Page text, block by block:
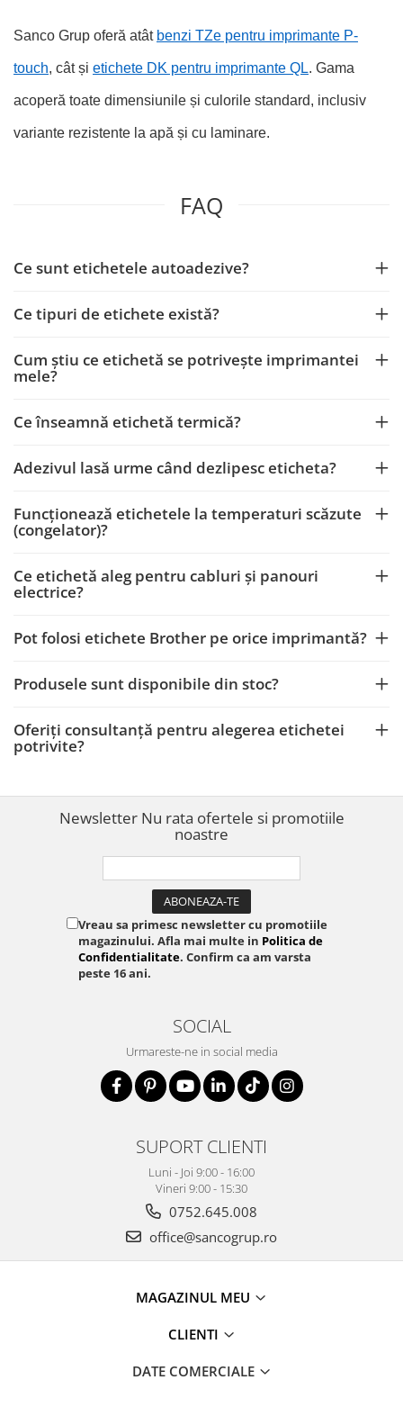
Sanco Grup oferă atât benzi TZe pentru imprimante P-
touch, cât și etichete DK pentru imprimante QL. Gama
acoperă toate dimensiunile și culorile standard, inclusiv
variante rezistente la apă și cu laminare.
FAQ
Ce sunt etichetele autoadezive?
Ce tipuri de etichete există?
Cum știu ce etichetă se potrivește imprimantei
mele?
Ce înseamnă etichetă termică?
Adezivul lasă urme când dezlipesc eticheta?
Funcționează etichetele la temperaturi scăzute
(congelator)?
Ce etichetă aleg pentru cabluri și panouri
electrice?
Pot folosi etichete Brother pe orice imprimantă?
Produsele sunt disponibile din stoc?
Oferiți consultanță pentru alegerea etichetei
potrivite?
Newsletter Nu rata ofertele si promotiile
noastre
Vreau sa primesc newsletter cu promotiile
magazinului. Afla mai multe in Politica de
Confidentialitate. Confirm ca am varsta
peste 16 ani.
SOCIAL
Urmareste-ne in social media
SUPORT CLIENTI
Luni - Joi 9:00 - 16:00
Vineri 9:00 - 15:30
0752.645.008
office@sancogrup.ro
MAGAZINUL MEU
CLIENTI
DATE COMERCIALE